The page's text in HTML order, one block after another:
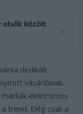
elsők között
›
dedikált
vásárlóinak.
elektromos
trend. Elég csak a